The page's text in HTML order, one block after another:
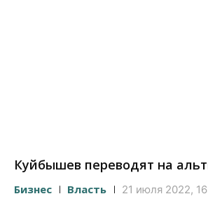
Куйбышев переводят на
Бизнес Власть 21 июля 2022,